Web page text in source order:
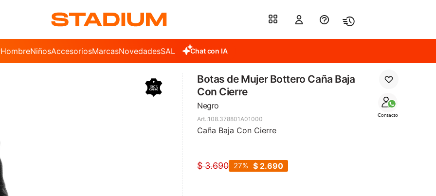
HombreNiñosAccesoriosMarcasNovedadesSALE Chat con IA
Botas de Mujer Bottero Caña Baja
Con Cierre
Negro
Contacto
108.378801A01000
Caña Baja Con Cierre
$ 3.690 $ 2.690
27